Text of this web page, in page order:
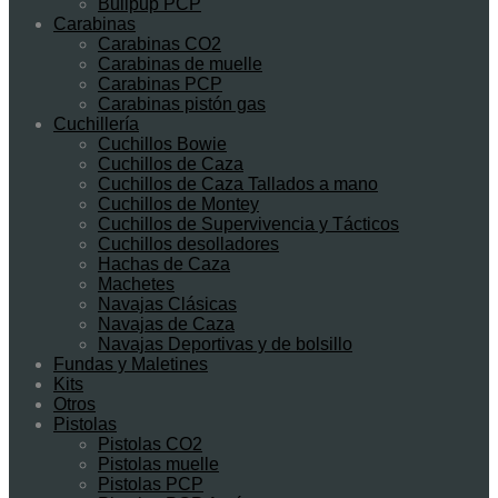
Bullpup PCP
Carabinas
Carabinas CO2
Carabinas de muelle
Carabinas PCP
Carabinas pistón gas
Cuchillería
Cuchillos Bowie
Cuchillos de Caza
Cuchillos de Caza Tallados a mano
Cuchillos de Montey
Cuchillos de Supervivencia y Tácticos
Cuchillos desolladores
Hachas de Caza
Machetes
Navajas Clásicas
Navajas de Caza
Navajas Deportivas y de bolsillo
Fundas y Maletines
Kits
Otros
Pistolas
Pistolas CO2
Pistolas muelle
Pistolas PCP